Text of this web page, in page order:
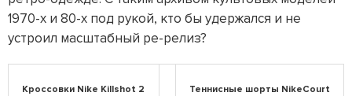
1970-х и 80-х под рукой, кто бы удержался и не
устроил масштабный ре-релиз?
Кроссовки Nike Killshot 2
Теннисные шорты NikeCourt